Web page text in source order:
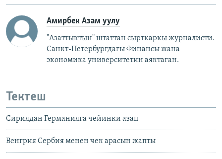
Амирбек Азам уулу
"Азаттыктын" штаттан сырткаркы журналисти.
Санкт-Петербургдагы Финансы жана
экономика университетин аяктаган.
Тектеш
Сириядан Германияга чейинки азап
Венгрия Сербия менен чек арасын жапты